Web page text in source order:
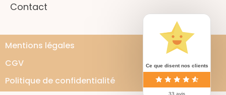
Contact
Mentions légales
CGV
Politique de confidentialité
Ce que disent nos clients
33 avis